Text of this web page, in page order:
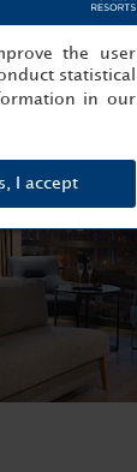
the user
statistical
in our
I accept